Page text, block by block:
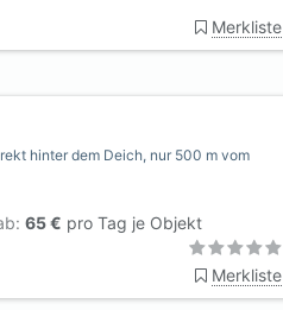
Merkliste
hinter dem Deich, nur 500 m vom
65 € pro Tag je Objekt
Merkliste